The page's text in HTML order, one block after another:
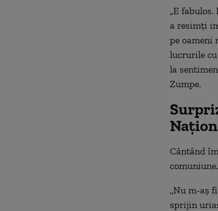
„E
a resimți
pe oameni
lucrurile
la
Zumpe.
Cântând
comuniune.
„Nu m-aș
sprijin